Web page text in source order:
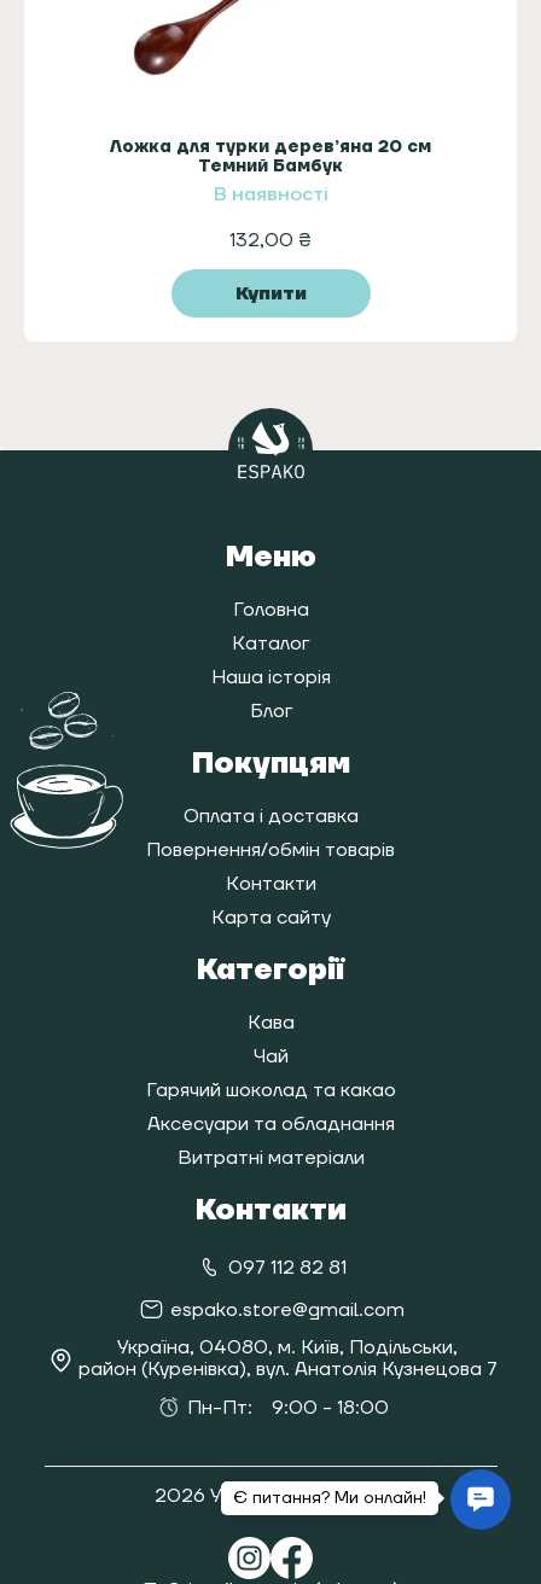
Ложка для турки дерев’яна 20 см
Темний Бамбук
В наявності
132,00 ₴
Купити
Меню
Головна
Каталог
Наша історія
Блог
Покупцям
Оплата і доставка
Повернення/обмін товарів
Контакти
Карта сайту
Категорії
Кава
Чай
Гарячий шоколад та какао
Аксесуари та обладнання
Витратні матеріали
Контакти
097 112 82 81
espako.store@gmail.com
Україна, 04080, м. Київ, Подільськи,
район (Куренівка), вул. Анатолія Кузнецова 7
Пн-Пт: 9:00 - 18:00
2026 Усі права захищені